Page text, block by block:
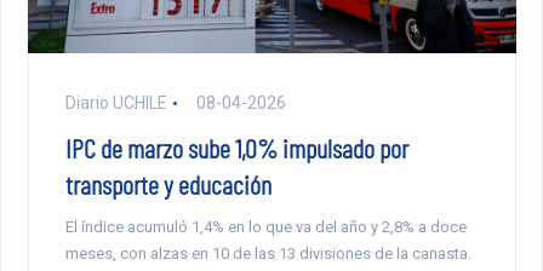
Diario UCHILE 08-04-2026
IPC de marzo sube 1,0% impulsado por
transporte y educación
El índice acumuló 1,4% en lo que va del año y 2,8% a doce
meses, con alzas en 10 de las 13 divisiones de la canasta.